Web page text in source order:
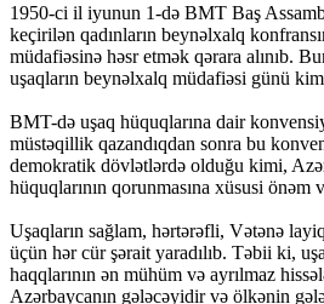
1950-ci il iyunun 1-də BMT Baş
keçirilən qadınların beynəlxalq
müdafiəsinə həsr etmək qərara alınıb.
uşaqların beynəlxalq müdafiəsi günü
BMT-də uşaq hüquqlarına dair
müstəqillik qazandıqdan sonra bu
demokratik dövlətlərdə olduğu kimi,
hüquqlarının qorunmasına xüsusi önəm
Uşaqların sağlam, hərtərəfli, Vətənə
üçün hər cür şərait yaradılıb. Təbii ki,
haqqlarının ən mühüm və ayrılmaz
Azərbaycanın gələcəyidir və ölkənin